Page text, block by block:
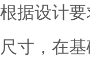
根据设计
尺寸，在